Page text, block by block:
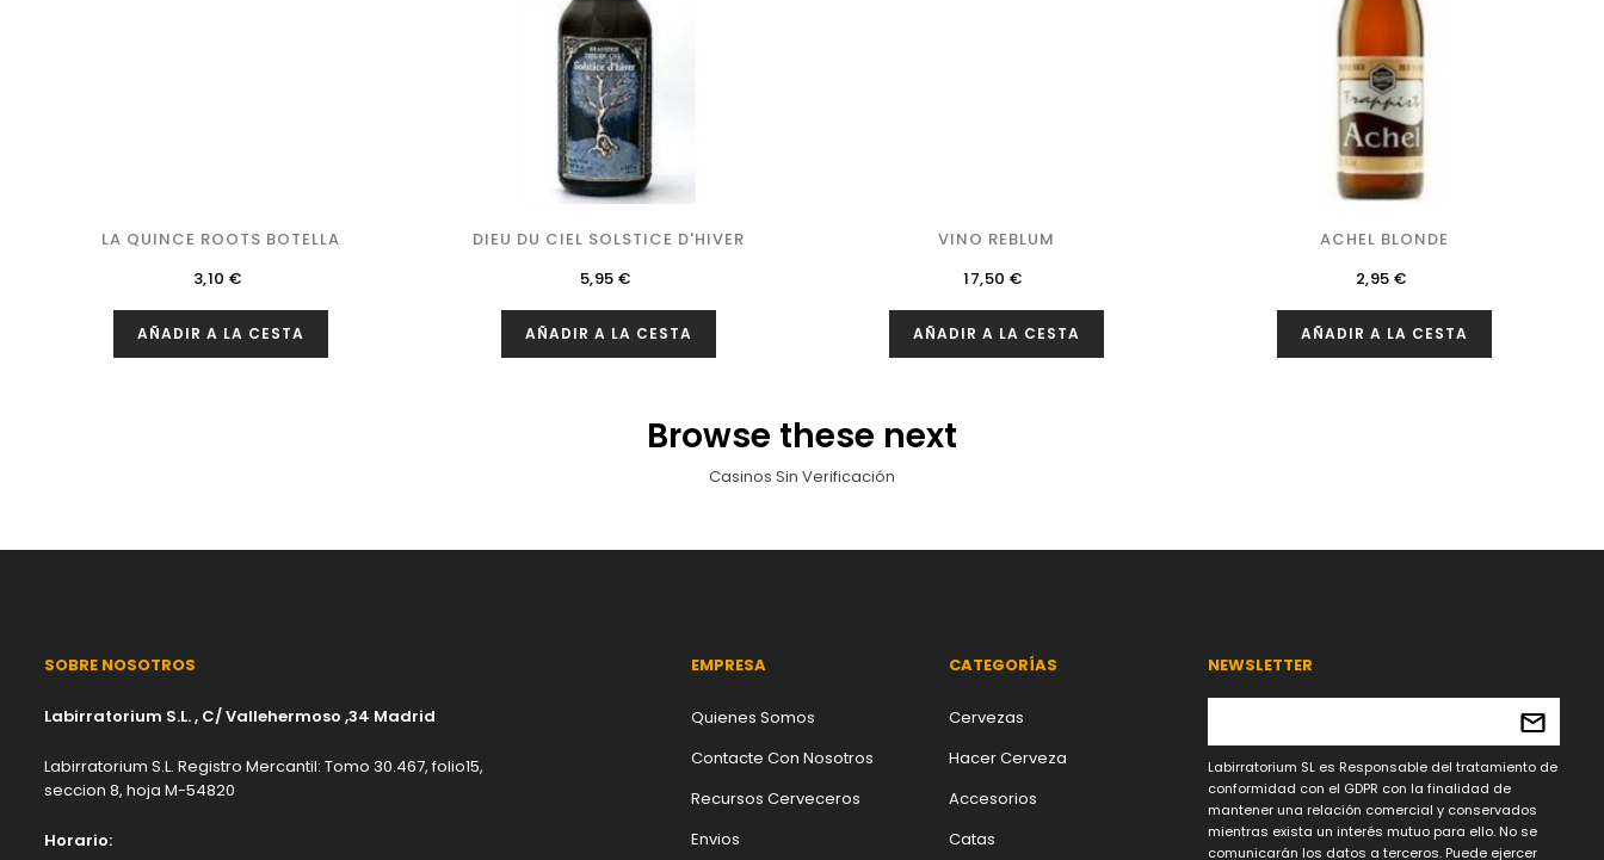
LA QUINCE ROOTS BOTELLA
Precio
3,10 €
AÑADIR A LA CESTA
DIEU DU CIEL SOLSTICE D'HIVER
Precio
5,95 €
AÑADIR A LA CESTA
VINO REBLUM
Precio
17,50 €
AÑADIR A LA CESTA
ACHEL BLONDE
Precio
2,95 €
AÑADIR A LA CESTA
Browse these next
Casinos Sin Verificación
SOBRE NOSOTROS
Labirratorium S.L. , C/ Vallehermoso ,34 Madrid
Labirratorium S.L. Registro Mercantil: Tomo 30.467, folio15,
seccion 8, hoja M-54820
Horario:
EMPRESA
Quienes Somos
Contacte Con Nosotros
Recursos Cerveceros
Envios
CATEGORÍAS
Cervezas
Hacer Cerveza
Accesorios
Catas
NEWSLETTER
Labirratorium SL es Responsable del tratamiento de
conformidad con el GDPR con la finalidad de
mantener una relación comercial y conservados
mientras exista un interés mutuo para ello. No se
comunicarán los datos a terceros. Puede ejercer